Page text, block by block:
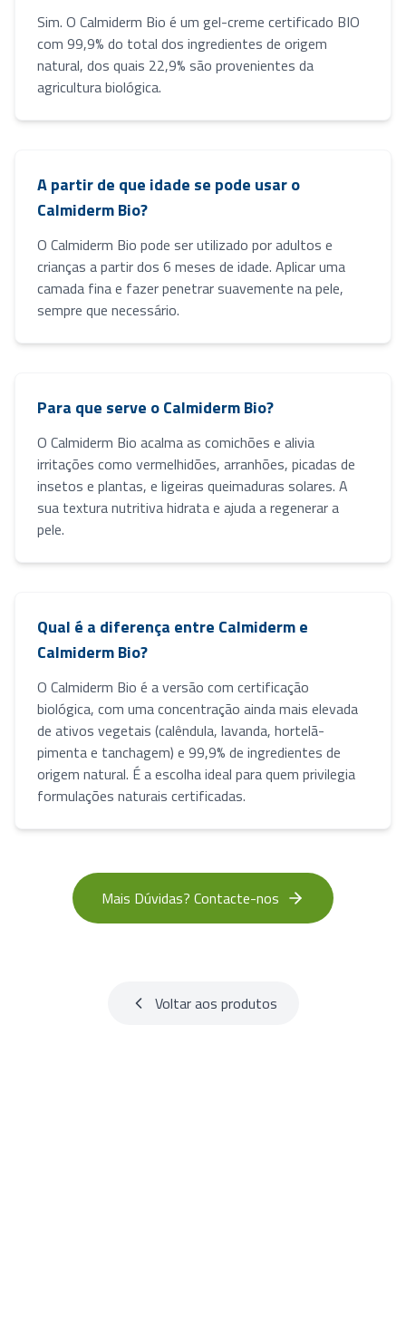
Sim. O Calmiderm Bio é um gel-creme certificado BIO
com 99,9% do total dos ingredientes de origem
natural, dos quais 22,9% são provenientes da
agricultura biológica.
A partir de que idade se pode usar o
Calmiderm Bio?
O Calmiderm Bio pode ser utilizado por adultos e
crianças a partir dos 6 meses de idade. Aplicar uma
camada fina e fazer penetrar suavemente na pele,
sempre que necessário.
Para que serve o Calmiderm Bio?
O Calmiderm Bio acalma as comichões e alivia
irritações como vermelhidões, arranhões, picadas de
insetos e plantas, e ligeiras queimaduras solares. A
sua textura nutritiva hidrata e ajuda a regenerar a
pele.
Qual é a diferença entre Calmiderm e
Calmiderm Bio?
O Calmiderm Bio é a versão com certificação
biológica, com uma concentração ainda mais elevada
de ativos vegetais (calêndula, lavanda, hortelã-
pimenta e tanchagem) e 99,9% de ingredientes de
origem natural. É a escolha ideal para quem privilegia
formulações naturais certificadas.
Mais Dúvidas? Contacte-nos
Voltar aos produtos